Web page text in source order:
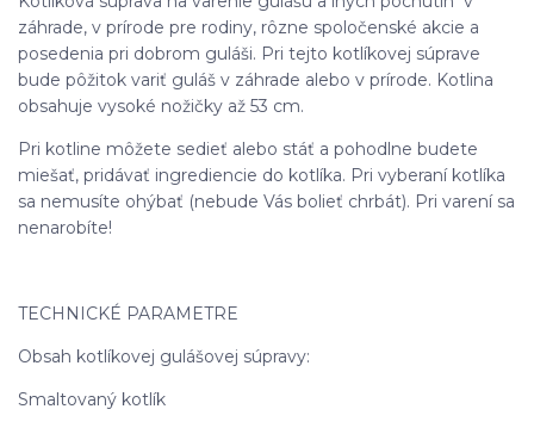
záhrade, v prírode pre rodiny, rôzne spoločenské akcie a
posedenia pri dobrom guláši. Pri tejto kotlíkovej súprave
bude pôžitok variť guláš v záhrade alebo v prírode. Kotlina
obsahuje vysoké nožičky až 53 cm.
Pri kotline môžete sedieť alebo stáť a pohodlne budete
miešať, pridávať ingrediencie do kotlíka. Pri vyberaní kotlíka
sa nemusíte ohýbať (nebude Vás bolieť chrbát). Pri varení sa
nenarobíte!
TECHNICKÉ PARAMETRE
Obsah kotlíkovej gulášovej súpravy:
Smaltovaný kotlík